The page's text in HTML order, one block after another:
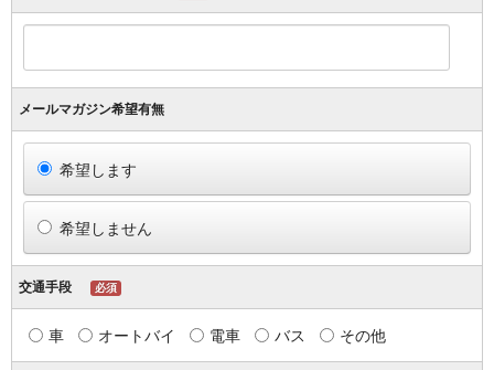
メールマガジン希望有無
希望します
希望しません
交通手段 必須
車 オートバイ 電車 バス その他